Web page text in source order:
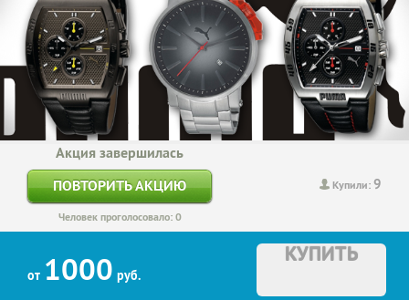
Купили:9
Акция завершилась
ПОВТОРИТЬ АКЦИЮ
Человек проголосовало: 0
от 1000 руб.
КУПИТЬ